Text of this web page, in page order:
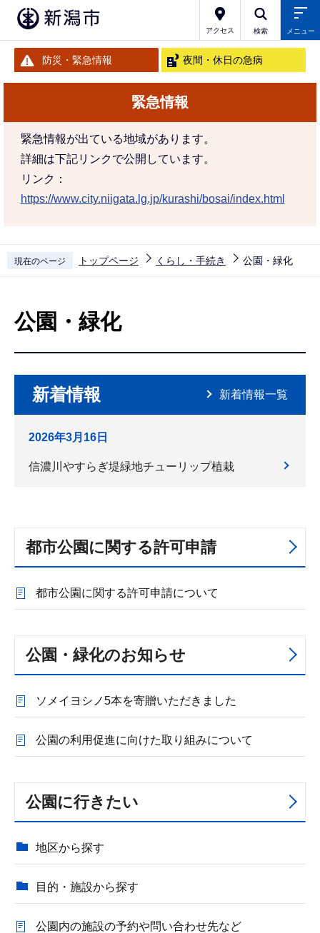
アクセス 検索 メニュー
防災・緊急情報 夜間・休日の急病
緊急情報
緊急情報が出ている地域があります。
詳細は下記リンクで公開しています。
リンク：
https://www.city.niigata.lg.jp/kurashi/bosai/index.html
現在のページ トップページ くらし・手続き 公園・緑化
公園・緑化
新着情報 新着情報一覧
2026年3月16日
信濃川やすらぎ堤緑地チューリップ植栽
都市公園に関する許可申請
都市公園に関する許可申請について
公園・緑化のお知らせ
ソメイヨシノ5本を寄贈いただきました
公園の利用促進に向けた取り組みについて
公園に行きたい
地区から探す
目的・施設から探す
公園内の施設の予約や問い合わせ先など